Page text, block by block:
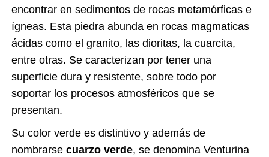
encontrar en sedimentos de rocas metamórficas e
ígneas. Esta piedra abunda en rocas magmaticas
ácidas como el granito, las dioritas, la cuarcita,
entre otras. Se caracterizan por tener una
superficie dura y resistente, sobre todo por
soportar los procesos atmosféricos que se
presentan.
Su color verde es distintivo y además de
nombrarse cuarzo verde, se denomina Venturina